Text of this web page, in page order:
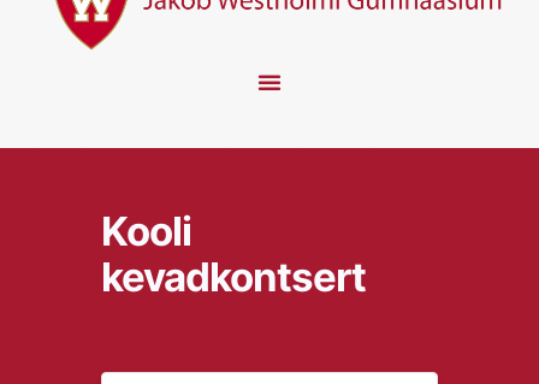
Kooli
kevadkontsert